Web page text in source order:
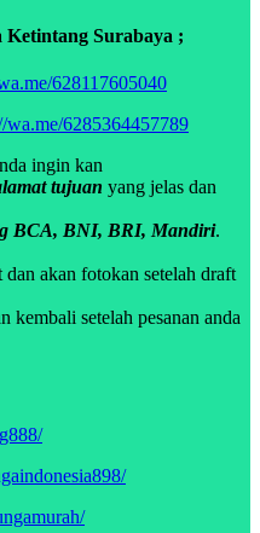
Surabaya ;
628117605040
wa.me/6285364457789
ingin kan
tujuan yang jelas dan
BCA, BNI, BRI, Mandiri.
akan fotokan setelah draft
kembali setelah pesanan anda